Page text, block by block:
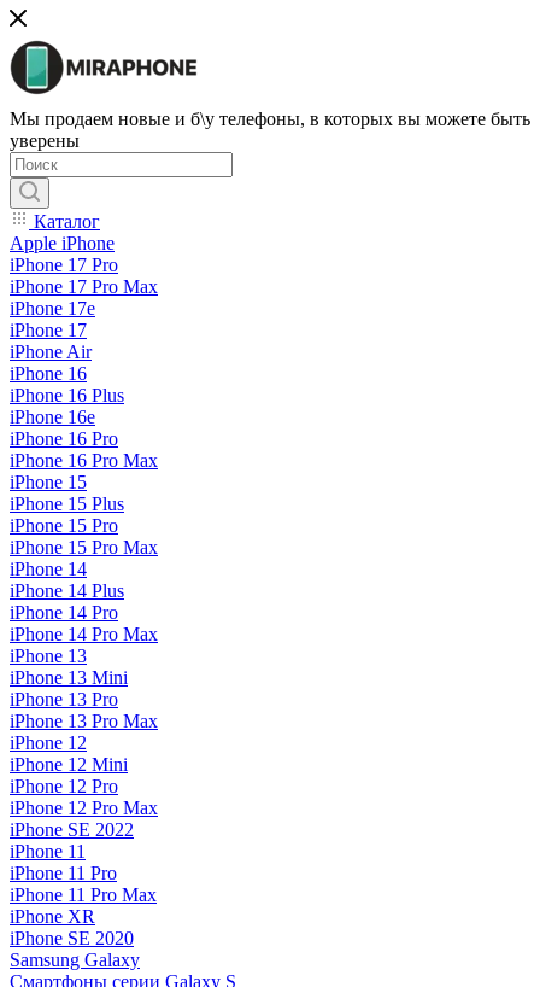
Мы продаем новые и б\у телефоны, в которых вы можете быть
уверены
Каталог
Apple iPhone
iPhone 17 Pro
iPhone 17 Pro Max
iPhone 17e
iPhone 17
iPhone Air
iPhone 16
iPhone 16 Plus
iPhone 16e
iPhone 16 Pro
iPhone 16 Pro Max
iPhone 15
iPhone 15 Plus
iPhone 15 Pro
iPhone 15 Pro Max
iPhone 14
iPhone 14 Plus
iPhone 14 Pro
iPhone 14 Pro Max
iPhone 13
iPhone 13 Mini
iPhone 13 Pro
iPhone 13 Pro Max
iPhone 12
iPhone 12 Mini
iPhone 12 Pro
iPhone 12 Pro Max
iPhone SE 2022
iPhone 11
iPhone 11 Pro
iPhone 11 Pro Max
iPhone XR
iPhone SE 2020
Samsung Galaxy
Смартфоны серии Galaxy S